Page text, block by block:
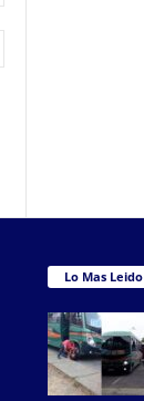
Lo Mas Leido